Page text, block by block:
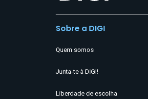
Sobre a DIGI
Quem somos
Junta-te à DIGI!
Liberdade de escolha